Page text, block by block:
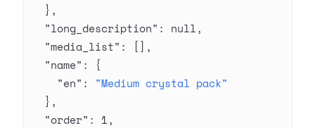
  },
  "long_description"
: null,
  "media_list"
: [],
  "name"
: {
    "en"
: "Medium crystal pack"
  },
  "order"
: 1,